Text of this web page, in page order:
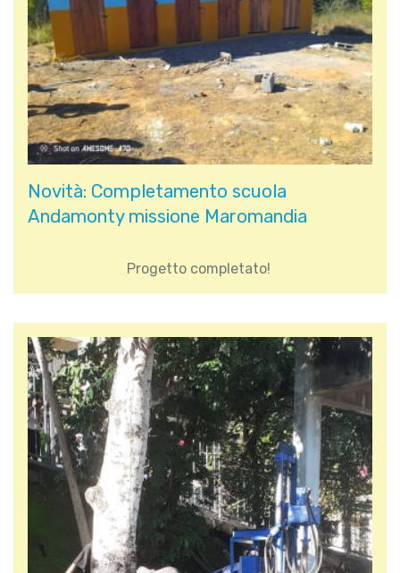
Novità: Completamento scuola
Andamonty missione Maromandia
Progetto completato!